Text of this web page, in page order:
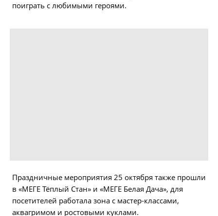
поиграть с любимыми героями.
Праздничные мероприятия 25 октября также прошли
в «МЕГЕ Тёплый Стан» и «МЕГЕ Белая Дача», для
посетителей работала зона с мастер-классами,
аквагримом и ростовыми куклами.